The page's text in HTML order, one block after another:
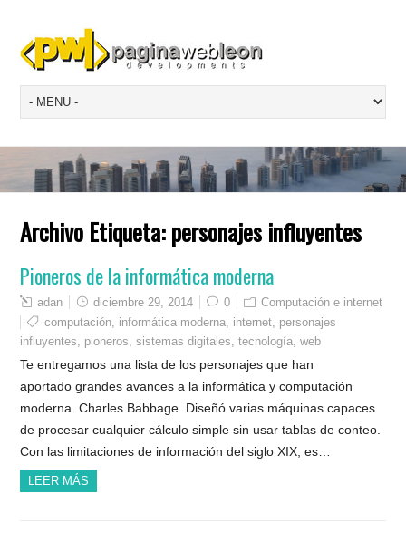
Archivo Etiqueta:personajes influyentes
Pioneros de la informática moderna
adan diciembre 29, 2014 0
Computación e internet
computación informática moderna internet personajes
influyentes
pioneros ,sistemas digitales ,tecnología ,web
Te entregamos una lista de los personajes que han
aportado grandes avances a la informática y computación
moderna. Charles Babbage. Diseñó varias máquinas capaces
de procesar cualquier cálculo simple sin usar tablas de conteo.
Con las limitaciones de información del siglo XIX, es…
LEER MÁS